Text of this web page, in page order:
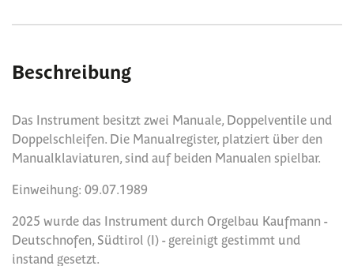
Beschreibung
Das Instrument besitzt zwei Manuale, Doppelventile und
Doppelschleifen. Die Manualregister, platziert über den
Manualklaviaturen, sind auf beiden Manualen spielbar.
Einweihung: 09.07.1989
2025 wurde das Instrument durch Orgelbau Kaufmann -
Deutschnofen, Südtirol (I) - gereinigt gestimmt und
instand gesetzt.